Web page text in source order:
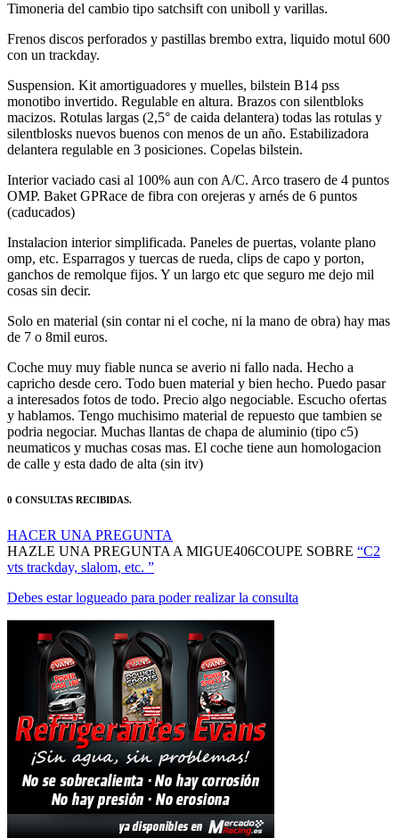
Frenos discos perforados y pastillas brembo extra, liquido motul 600
con un trackday.
Suspension. Kit amortiguadores y muelles, bilstein B14 pss
monotibo invertido. Regulable en altura. Brazos con silentbloks
macizos. Rotulas largas (2,5° de caida delantera) todas las rotulas y
silentblosks nuevos buenos con menos de un año. Estabilizadora
delantera regulable en 3 posiciones. Copelas bilstein.
Interior vaciado casi al 100% aun con A/C. Arco trasero de 4 puntos
OMP. Baket GPRace de fibra con orejeras y arnés de 6 puntos
(caducados)
Instalacion interior simplificada. Paneles de puertas, volante plano
omp, etc. Esparragos y tuercas de rueda, clips de capo y porton,
ganchos de remolque fijos. Y un largo etc que seguro me dejo mil
cosas sin decir.
Solo en material (sin contar ni el coche, ni la mano de obra) hay mas
de 7 o 8mil euros.
Coche muy muy fiable nunca se averio ni fallo nada. Hecho a
capricho desde cero. Todo buen material y bien hecho. Puedo pasar
a interesados fotos de todo. Precio algo negociable. Escucho ofertas
y hablamos. Tengo muchisimo material de repuesto que tambien se
podria negociar. Muchas llantas de chapa de aluminio (tipo c5)
neumaticos y muchas cosas mas. El coche tiene aun homologacion
de calle y esta dado de alta (sin itv)
HAZLE UNA PREGUNTA A MIGUE406COUPE SOBRE
vts trackday, slalom, etc. ”
Debes estar logueado para poder realizar la consulta